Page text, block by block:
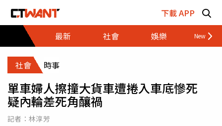
下載 APP
最新
社會 娛樂 財經
社會 時事
單車婦人擦撞大貨車遭捲入車底慘死
疑內輪差死角釀禍
記者： 林淳芳